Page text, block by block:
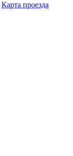
Карта проезда